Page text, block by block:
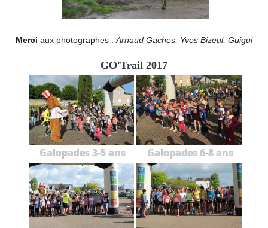
Merci aux photographes : Arnaud Gaches, Yves Bizeul, Guigui
GO'Trail 2017
Galopades 3-5 ans Galopades 6-8 ans